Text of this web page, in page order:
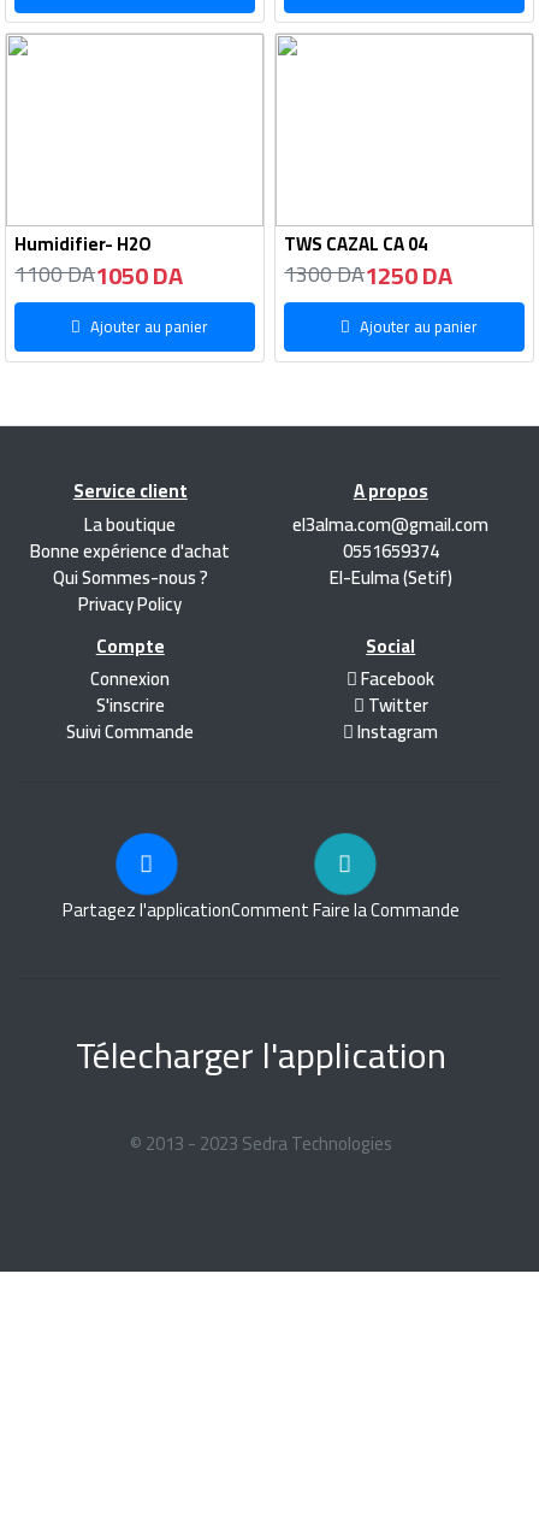
Humidifier- H2O
1100 DA1050 DA
Ajouter au panier
TWS CAZAL CA 04
1300 DA1250 DA
Ajouter au panier
Service client
La boutique
Bonne expérience d'achat
Qui Sommes-nous ?
Privacy Policy
A propos
el3alma.com@gmail.com
0551659374
El-Eulma (Setif)
Compte
Connexion
S'inscrire
Suivi Commande
Social
Facebook
Twitter
Instagram
Partagez l'applicationComment Faire la Commande
Télecharger l'application
© 2013 - 2023 Sedra Technologies